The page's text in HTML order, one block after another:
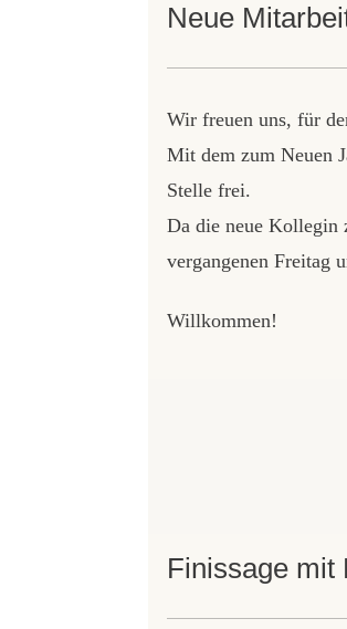
Neue
Wir freuen uns, für
Mit dem zum Neuen
Stelle frei.
Da die neue Kollegin
vergangenen Freitag
Willkommen!
Finissage mit